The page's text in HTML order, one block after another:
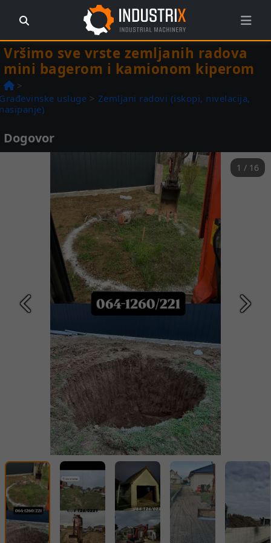
Vršimo sve vrste zemljanih radova
mini bagerom i kamionom kiperom
>
usluge > Zemljani radovi (iskopi, nivelacija,
Dogovor
1 / 16
Prethodna